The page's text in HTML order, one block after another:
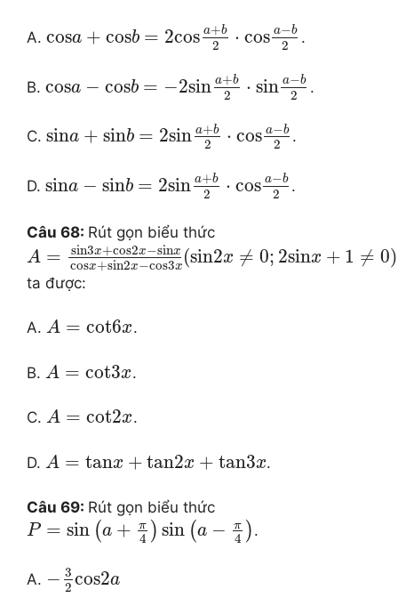
A. cosa + cosb = 2cos a+b
2 ⋅ cos a−b
2 .
B. cosa − cosb = −2sin a+b
2 ⋅ sin a−b
2 .
C. sina + sinb = 2sin a+b
2 ⋅ cos a−b
2 .
D. sina − sinb = 2sin a+b
2 ⋅ cos a−b
2 .
Câu 68: Rút gọn biểu thức
A = sin3x+cos2x−sinx
cosx+sin2x−cos3x (sin2x ≠ 0; 2sinx + 1 ≠ 0)
ta được:
A. A = cot6x.
B. A = cot3x.
C. A = cot2x.
D. A = tanx + tan2x + tan3x.
Câu 69: Rút gọn biểu thức
P = sin (a + π
4 ) sin (a − π
4 ) .
A. − 3
2 cos2a